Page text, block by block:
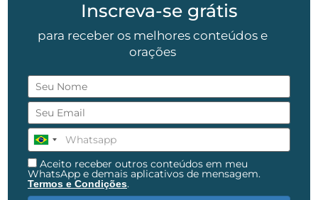
Inscreva-se grátis
para receber os melhores conteúdos e
orações
Aceito receber outros conteúdos em meu
WhatsApp e demais aplicativos de mensagem.
Termos e Condições.